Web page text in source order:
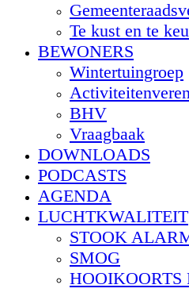
Te kust en te
BEWONERS
Wintertuingroep
BHV
Vraagbaak
DOWNLOADS
PODCASTS
AGENDA
LUCHTKWALITEIT
STOOK
SMOG
HOOIKOORTS